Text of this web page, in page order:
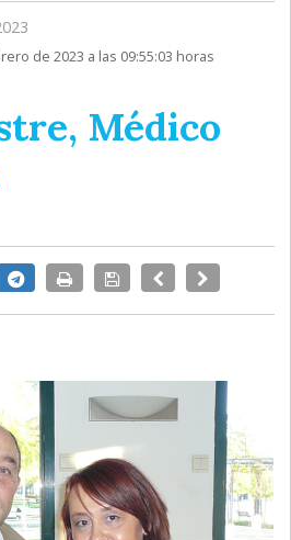
de 2023 a las 09:55:03 horas
Médico